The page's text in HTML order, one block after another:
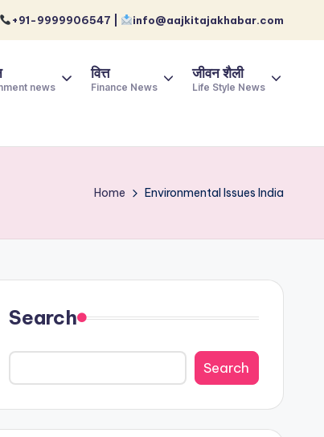
+91-9999906547 | info@aajkitajakhabar.com
news
वित्त
Finance News
जीवन शैली
Life Style News
Home Environmental Issues India
Search
Search